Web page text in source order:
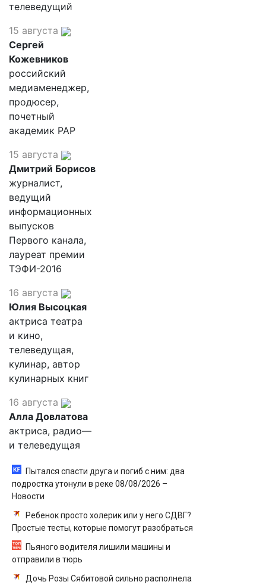
телеведущий
15 августа
Сергей
Кожевников
российский
медиаменеджер,
продюсер,
почетный
академик РАР
15 августа
Дмитрий Борисов
журналист,
ведущий
информационных
выпусков
Первого канала,
лауреат премии
ТЭФИ-2016
16 августа
Юлия Высоцкая
актриса театра
и кино,
телеведущая,
кулинар, автор
кулинарных книг
16 августа
Алла Довлатова
актриса, радио—
и телеведущая
Пытался спасти друга и погиб с ним: два
подростка утонули в реке 08/08/2026 –
Новости
Ребенок просто холерик или у него СДВГ?
Простые тесты, которые помогут разобраться
Пьяного водителя лишили машины и
отправили в тюрь
Дочь Розы Сябитовой сильно располнела